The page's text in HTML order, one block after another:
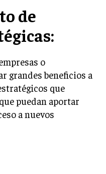
de
o
grandes beneficios a
que
puedan aportar
a nuevos